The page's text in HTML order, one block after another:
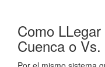
Como
Cuenca o